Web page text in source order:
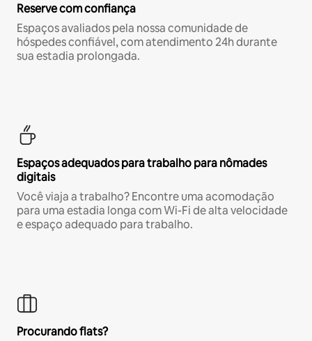
Reserve com confiança
Espaços avaliados pela nossa comunidade de
hóspedes confiável, com atendimento 24h durante
sua estadia prolongada.
Espaços adequados para trabalho para nômades
digitais
Você viaja a trabalho? Encontre uma acomodação
para uma estadia longa com Wi-Fi de alta velocidade
e espaço adequado para trabalho.
Procurando flats?